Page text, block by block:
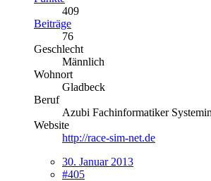
409
Beiträge
76
Geschlecht
Männlich
Wohnort
Gladbeck
Beruf
Azubi Fachinformatiker
Website
http://race-sim-net.de
30. Januar 2013
#405